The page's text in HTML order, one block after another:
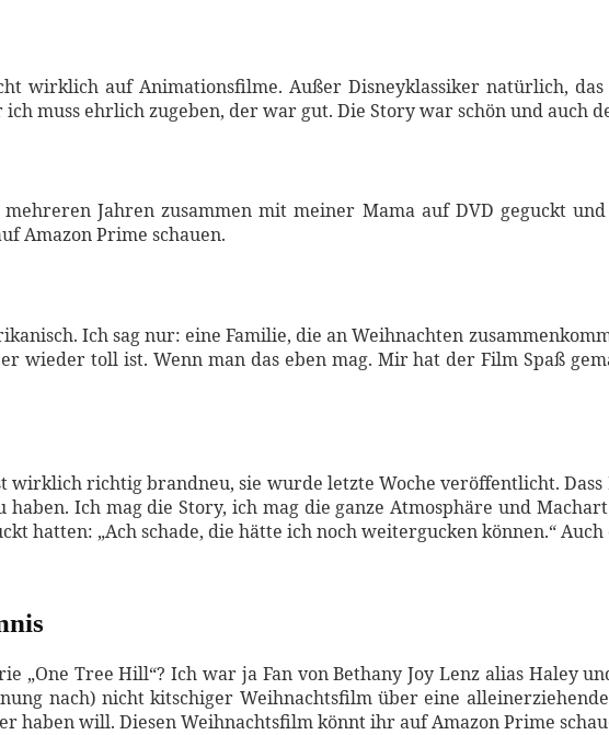
wirklich auf Animationsfilme. Außer Disneyklassiker natürlich,
ich muss ehrlich zugeben, der war gut. Die Story war schön und
Jahren zusammen mit meiner Mama auf DVD geguckt
Amazon Prime schauen.
Ich sag nur: eine Familie, die an Weihnachten
wieder toll ist. Wenn man das eben mag. Mir hat der Film Spaß
wirklich richtig brandneu, sie wurde letzte Woche veröffentlicht.
Ich mag die Story, ich mag die ganze Atmosphäre und
hatten: „Ach schade, die hätte ich noch weitergucken können.“
„One Tree Hill“? Ich war ja Fan von Bethany Joy Lenz alias Haley
nach) nicht kitschiger Weihnachtsfilm über eine
haben will. Diesen Weihnachtsfilm könnt ihr auf Amazon Prime